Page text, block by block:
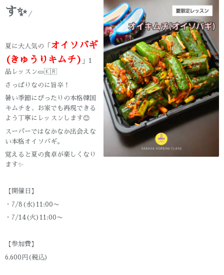
す✨ ／
夏に大人気の「 オイソバギ
(きゅうりキムチ) 」1
品レッスン🥒🇰🇷
さっぱりなのに旨辛！
暑い季節にぴったりの本格韓国
キムチを、お家でも再現できる
よう丁寧にレッスンします😊
スーパーではなかなか出会えな
い本格オイソバギ。
覚えると夏の食卓が楽しくなり
ます✨
【開催日】
・7/8(水)11:00〜
・7/14(火)11:00〜
【参加費】
6,600円(税込)